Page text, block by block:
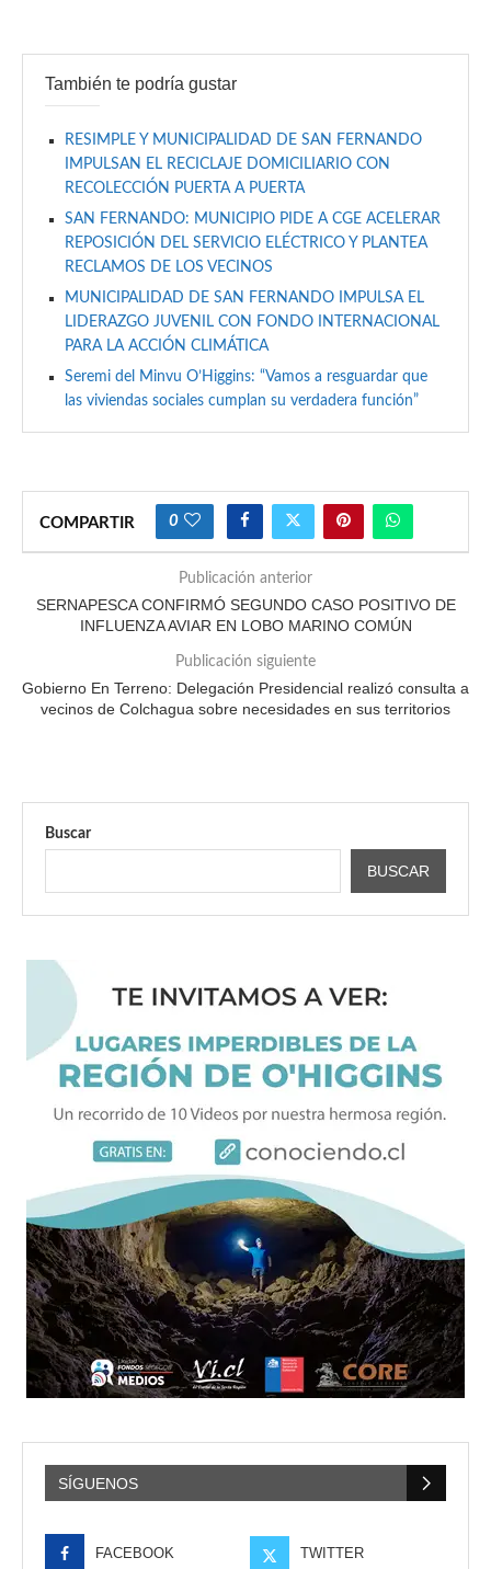
También te podría gustar
RESIMPLE Y MUNICIPALIDAD DE SAN FERNANDO
IMPULSAN EL RECICLAJE DOMICILIARIO CON
RECOLECCIÓN PUERTA A PUERTA
SAN FERNANDO: MUNICIPIO PIDE A CGE ACELERAR
REPOSICIÓN DEL SERVICIO ELÉCTRICO Y PLANTEA
RECLAMOS DE LOS VECINOS
MUNICIPALIDAD DE SAN FERNANDO IMPULSA EL
LIDERAZGO JUVENIL CON FONDO INTERNACIONAL
PARA LA ACCIÓN CLIMÁTICA
Seremi del Minvu O’Higgins: “Vamos a resguardar que
las viviendas sociales cumplan su verdadera función”
COMPARTIR 0
Publicación anterior
SERNAPESCA CONFIRMÓ SEGUNDO CASO POSITIVO DE
INFLUENZA AVIAR EN LOBO MARINO COMÚN
Publicación siguiente
Gobierno En Terreno: Delegación Presidencial realizó consulta a
vecinos de Colchagua sobre necesidades en sus territorios
Buscar
BUSCAR
SÍGUENOS
FACEBOOK TWITTER